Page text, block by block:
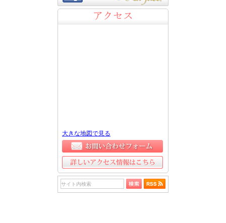
アクセス
大きな地図で見る